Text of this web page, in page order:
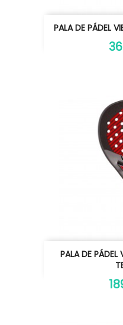
PALA DE PÁDEL
PALA DE